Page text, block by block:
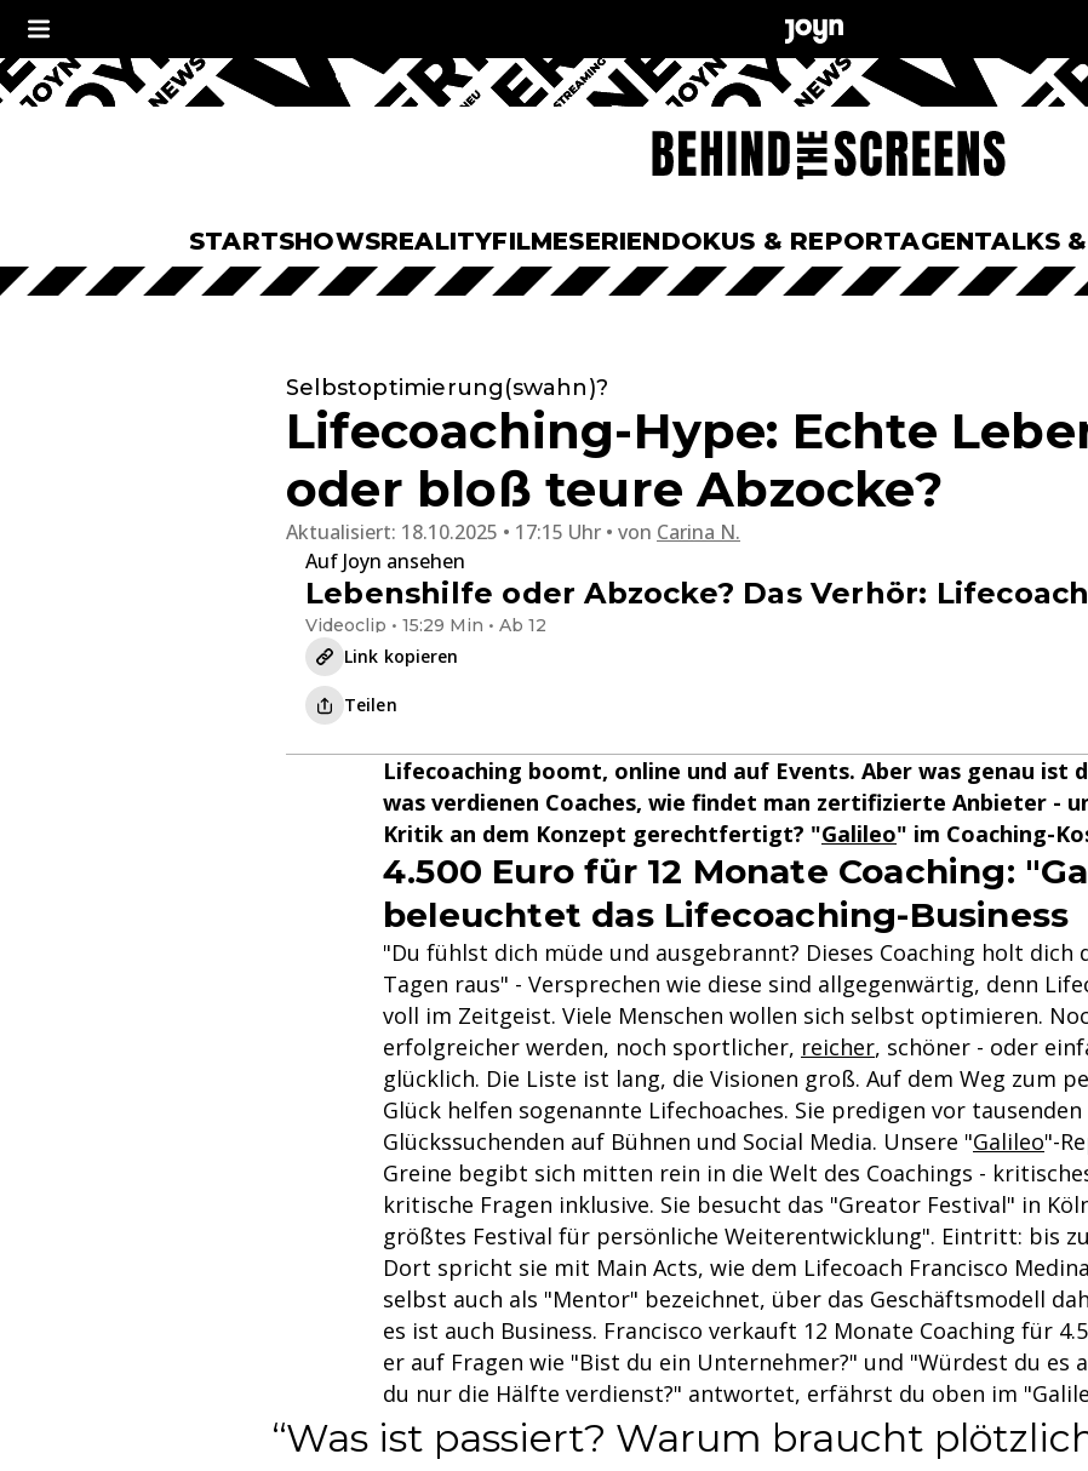
STARTSHOWSREALITYFILMESERIENDOKUS & REPORTAGENTALKS
Selbstoptimierung(swahn)?
Lifecoaching-Hype: Echte
oder bloß teure Abzocke?
Aktualisiert: 18.10.2025 • 17:15 Uhr von Carina N.
Auf Joyn ansehen
Lebenshilfe oder Abzocke? Das Verhör: Lifecoach
Videoclip • 15:29 Min • Ab 12
Link kopieren
Teilen
Lifecoaching boomt, online und auf Events. Aber was genau ist
was verdienen Coaches, wie findet man zertifizierte Anbieter -
Kritik an dem Konzept gerechtfertigt? "Galileo" im Coaching-
4.500 Euro für 12 Monate Coaching:
beleuchtet das Lifecoaching-Business
"Du fühlst dich müde und ausgebrannt? Dieses Coaching holt dich
Tagen raus" - Versprechen wie diese sind allgegenwärtig, denn
voll im Zeitgeist. Viele Menschen wollen sich selbst optimieren.
erfolgreicher werden, noch sportlicher, reicher, schöner - oder
glücklich. Die Liste ist lang, die Visionen groß. Auf dem Weg zum
Glück helfen sogenannte Lifechoaches. Sie predigen vor tausenden
Glückssuchenden auf Bühnen und Social Media. Unsere "Galileo"-
Greine begibt sich mitten rein in die Welt des Coachings -
kritische Fragen inklusive. Sie besucht das "Greator Festival" in
größtes Festival für persönliche Weiterentwicklung". Eintritt: bis zu
Dort spricht sie mit Main Acts, wie dem Lifecoach Francisco
selbst auch als "Mentor" bezeichnet, über das Geschäftsmodell
es ist auch Business. Francisco verkauft 12 Monate Coaching für
er auf Fragen wie "Bist du ein Unternehmer?" und "Würdest du es
du nur die Hälfte verdienst?" antwortet, erfährst du oben im
Was ist passiert? Warum braucht